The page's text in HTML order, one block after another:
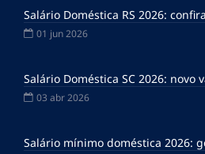
Salário Doméstica RS 2026:
01 jun 2026
Salário Doméstica SC 2026: novo
03 abr 2026
Salário mínimo doméstica 2026: